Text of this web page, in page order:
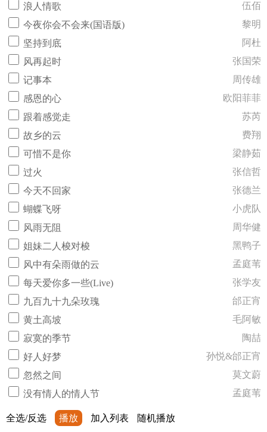
浪人情歌
伍佰
今夜你会不会来(国语版)
黎明
坚持到底
阿杜
风再起时
张国荣
记事本
周传雄
感恩的心
欧阳菲菲
跟着感觉走
苏芮
故乡的云
费翔
可惜不是你
梁静茹
过火
张信哲
今天不回家
张德兰
蝴蝶飞呀
小虎队
风雨无阻
周华健
姐妹二人梭对梭
黑鸭子
风中有朵雨做的云
孟庭苇
每天爱你多一些(Live)
张学友
九百九十九朵玫瑰
邰正宵
黄土高坡
毛阿敏
寂寞的季节
陶喆
好人好梦
孙悦&邰正宵
忽然之间
莫文蔚
没有情人的情人节
孟庭苇
全选/反选 播放 加入列表 随机播放